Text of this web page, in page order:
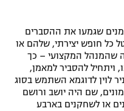
שגמעו את ההסברים
כל חופש יצירתי, שלהם או
שהמנהל המקצועי – כך
ויתחיל להסביר למאמן,
לוין לדוגמא השתמש בסוג
שם היה יושב ורושם
או לשחקנים בארבע